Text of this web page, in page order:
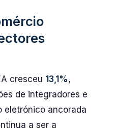
cresceu 13,1%,
de integradores e
eletrónico ancorada
a ser a